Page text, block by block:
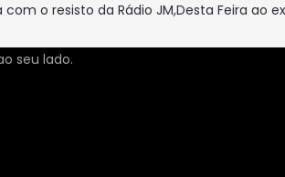
o resisto da Rádio JM,Desta Feira ao
seu lado.